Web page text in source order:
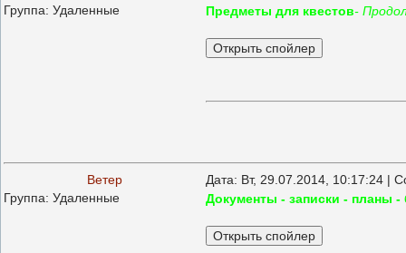
Группа: Удаленные
Предметы для квестов-
Ветер
Дата: Вт, 29.07.2014, 10:17:24 |
Группа: Удаленные
Документы - записки - планы -